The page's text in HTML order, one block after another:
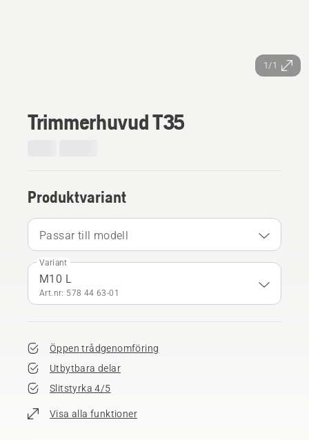
1/1
Trimmerhuvud T35
Produktvariant
Passar till modell
Variant
M10 L
Art.nr: 578 44 63‑01
Öppen trådgenomföring
Utbytbara delar
Slitstyrka 4/5
Visa alla funktioner